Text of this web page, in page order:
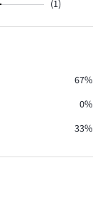
(1)
67%
0%
33%